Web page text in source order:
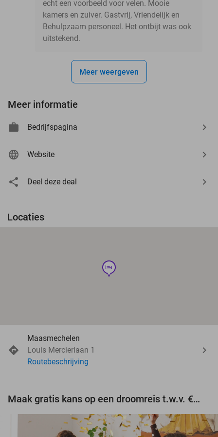
echt een voorbeeld voor velen. Mooie
kamers en zuiver. Gastvrij, Vriendelijk en
Behulpzaam personeel. Het ontbijt was ook
uitstekend.
Meer weergeven
Meer informatie
Bedrijfspagina
Website
Deel deze deal
Locaties
hotel
Maasmechelen
Louis Mercierlaan 1
Routebeschrijving
Maak gratis kans op een droomreis t.w.v. €3.000!